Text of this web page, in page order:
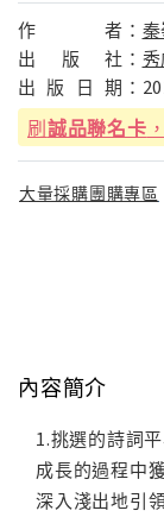
作 者：
出
版 社：
出 版 日 期：
刷誠品聯名卡
大量採購團購專區
內容簡介
1.挑選的詩詞
成長的過程中
深入淺出地引